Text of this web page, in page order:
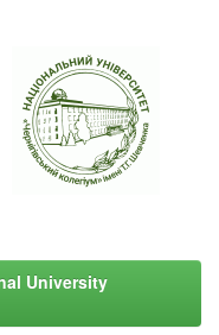
University